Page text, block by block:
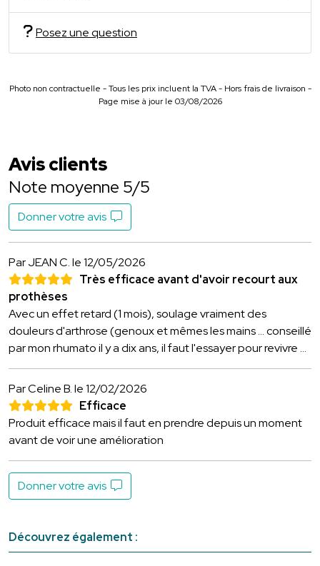
Posez une question
Photo non contractuelle - Tous les prix incluent la TVA - Hors frais de livraison -
Page mise à jour le 03/08/2026
Avis clients
Note moyenne 5/5
Donner votre avis
Par JEAN C.le 12/05/2026
Très efficace avant d'avoir recourt aux
prothèses
Avec un effet retard (1 mois), soulage vraiment des
douleurs d'arthrose (genoux et mêmes les mains ... conseillé
par mon rhumato il y a dix ans, il faut l'essayer pour revivre ...
Par Celine B.le 12/02/2026
Efficace
Produit efficace mais il faut en prendre depuis un moment
avant de voir une amélioration
Donner votre avis
Découvrez également :